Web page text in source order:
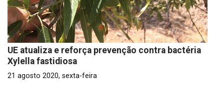
UE atualiza e reforça prevenção contra bactéria
Xylella fastidiosa
21 agosto 2020, sexta-feira